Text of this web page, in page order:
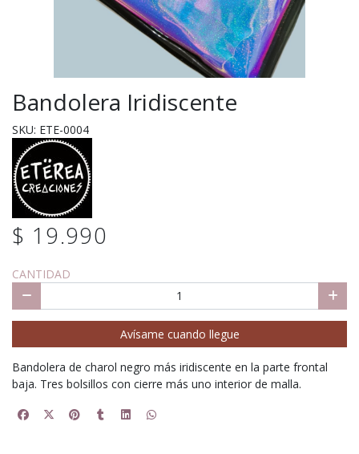
Bandolera Iridiscente
SKU: ETE-0004
$ 19.990
CANTIDAD
Avísame cuando llegue
Bandolera de charol negro más iridiscente en la parte frontal
baja. Tres bolsillos con cierre más uno interior de malla.